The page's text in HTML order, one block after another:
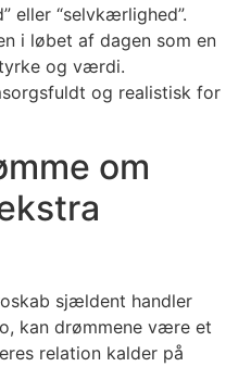
eller “selvkærlighed”.
i løbet af dagen som en
og værdi.
og realistisk for
om
sjældent handler
kan drømmene være et
relation kalder på